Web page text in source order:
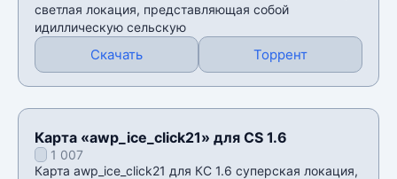
светлая локация, представляющая собой
идиллическую сельскую
Скачать Торрент
Карта «awp_ice_click21» для CS 1.6
1 007
Карта awp_ice_click21 для КС 1.6 суперская локация,